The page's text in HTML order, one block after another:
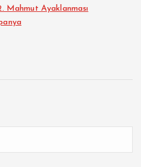
Mahmut Ayaklanması